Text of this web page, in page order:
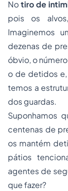
Notiro de
pois os
Imaginemos
dezenas de
óbvio, o
o de detidos
temos a
dos guardas.
Suponhamos
centenas de
os mantém
pátios
agentes de
que fazer?